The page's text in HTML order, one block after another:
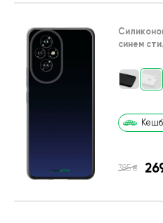
синем
385 ₴